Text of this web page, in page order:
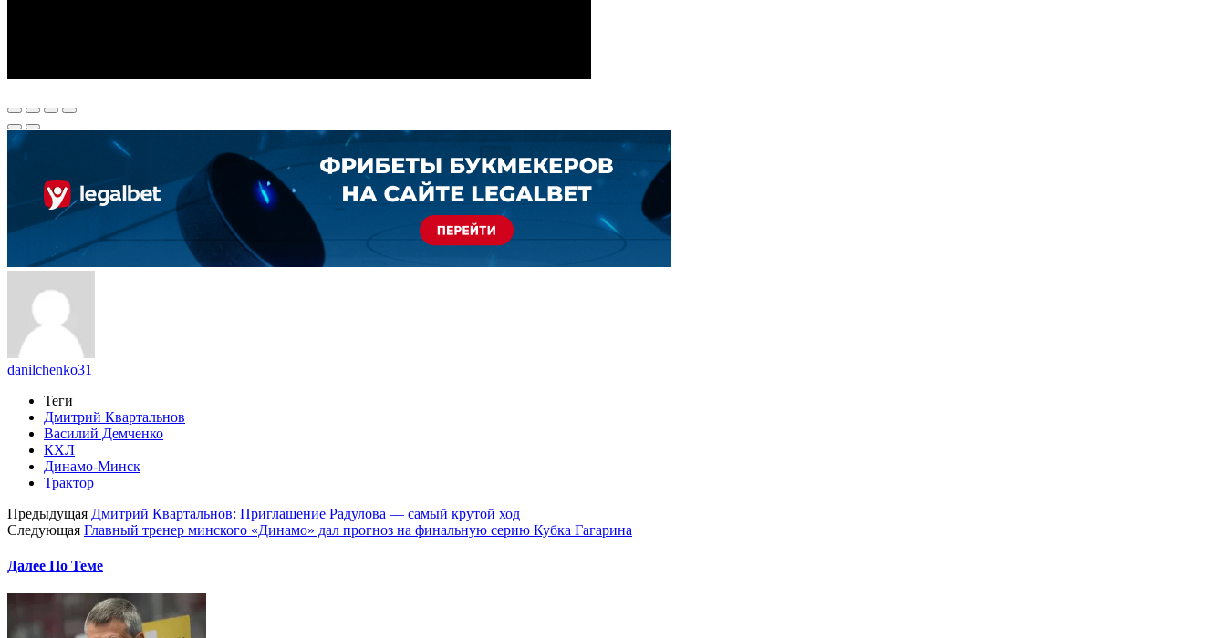
danilchenko31
Теги
Дмитрий Квартальнов
Василий Демченко
КХЛ
Динамо-Минск
Трактор
Предыдущая Дмитрий Квартальнов: Приглашение Радулова — самый крутой ход
Следующая Главный тренер минского «Динамо» дал прогноз на финальную серию Кубка Гагарина
Далее По Теме